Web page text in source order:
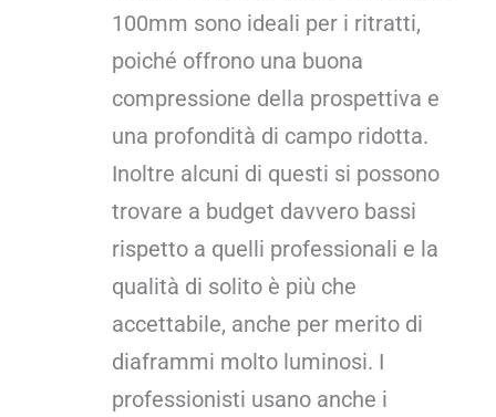
100mm sono ideali per i ritratti,
poiché offrono una buona
compressione della prospettiva e
una profondità di campo ridotta.
Inoltre alcuni di questi si possono
trovare a budget davvero bassi
rispetto a quelli professionali e la
qualità di solito è più che
accettabile, anche per merito di
diaframmi molto luminosi. I
professionisti usano anche i